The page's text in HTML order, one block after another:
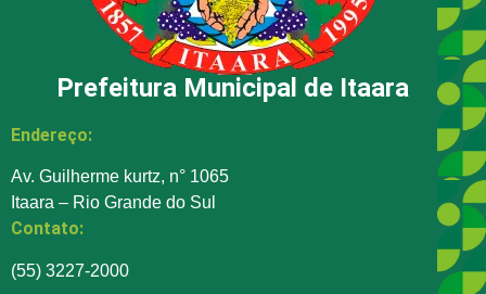
Prefeitura Municipal de Itaara
Endereço:
Av. Guilherme kurtz, n° 1065
Itaara – Rio Grande do Sul
Contato:
(55) 3227-2000